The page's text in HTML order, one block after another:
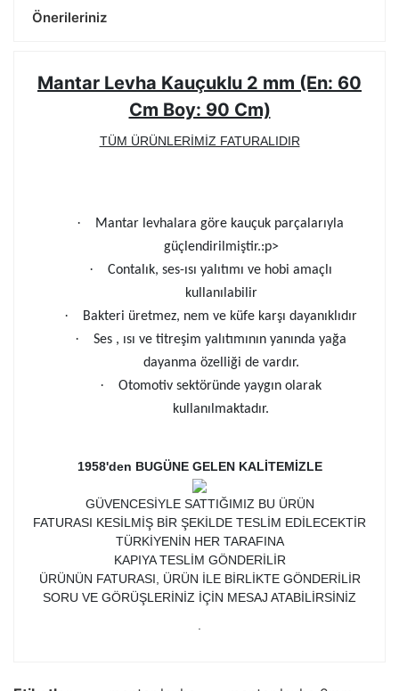
Önerileriniz
Mantar Levha Kauçuklu 2 mm (En: 60
Cm Boy: 90 Cm)
TÜM ÜRÜNLERİMİZ FATURALIDIR
·
Mantar levhalara göre kauçuk parçalarıyla
güçlendirilmiştir.:p>
·
Contalık, ses-ısı yalıtımı ve hobi amaçlı
kullanılabilir
· Bakteri üretmez, nem ve küfe karşı dayanıklıdır
·
Ses , ısı ve titreşim yalıtımının yanında yağa
dayanma özelliği de vardır.
·
Otomotiv sektöründe yaygın olarak
kullanılmaktadır.
1958'den BUGÜNE GELEN KALİTEMİZLE
GÜVENCESİYLE SATTIĞIMIZ BU ÜRÜN
FATURASI KESİLMİŞ BİR ŞEKİLDE TESLİM EDİLECEKTİR
TÜRKİYENİN HER TARAFINA
KAPIYA TESLİM GÖNDERİLİR
ÜRÜNÜN FATURASI, ÜRÜN İLE BİRLİKTE GÖNDERİLİR
SORU VE GÖRÜŞLERİNİZ İÇİN MESAJ ATABİLİRSİNİZ